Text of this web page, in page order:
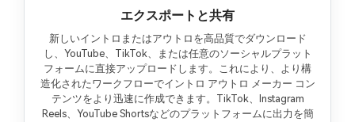
エクスポートと共有
新しいイントロまたはアウトロを高品質でダウンロード
し、YouTube、TikTok、または任意のソーシャルプラット
フォームに直接アップロードします。これにより、より構
造化されたワークフローでイントロ アウトロ メーカー コン
テンツをより迅速に作成できます。TikTok、Instagram
Reels、YouTube Shortsなどのプラットフォームに出力を簡